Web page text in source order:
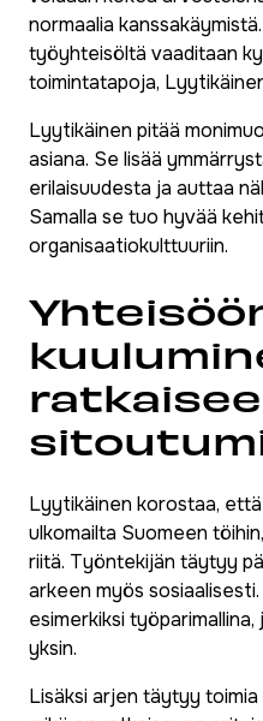
normaalia
työyhteisöltä vaaditaan
toimintatapoja,
Lyytikäinen pitää
asiana. Se lisää
erilaisuudesta ja auttaa
Samalla se tuo hyvää
organisaatiokulttuuriin.
ratkaisee
Lyytikäinen korostaa,
ulkomailta Suomeen
riitä. Työntekijän täytyy
arkeen myös
esimerkiksi
yksin.
Lisäksi arjen täytyy